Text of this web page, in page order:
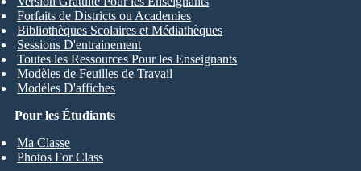
Pour les Étudiants
Ma Classe
Photos For Class
Forfaits de Districts ou Academies
Bibliothèques Scolaires et Médiathèques
Sessions D'entrainement
Toutes les Ressources Pour les Enseignants
Modèles de Feuilles de Travail
Modèles D'affiches